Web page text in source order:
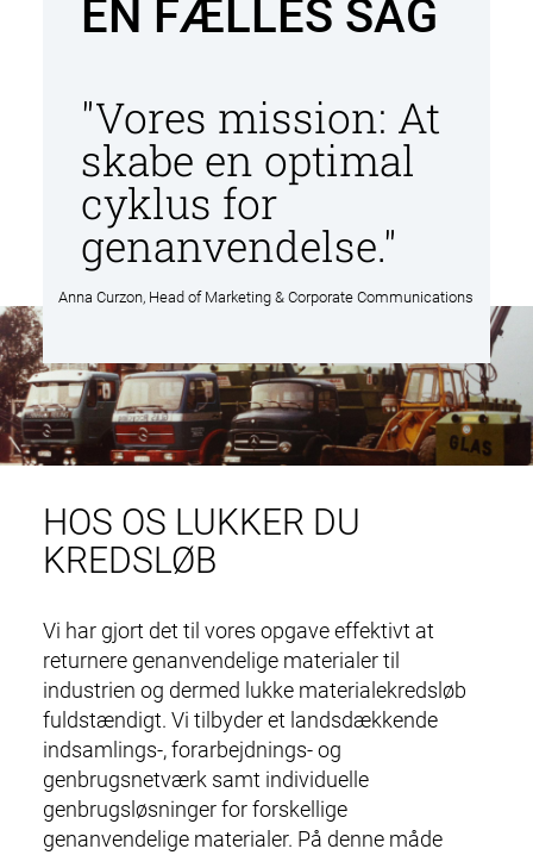
EN FÆLLES SAG
"Vores mission: At
skabe en optimal
cyklus for
genanvendelse."
Anna Curzon, Head of Marketing & Corporate Communications
HOS OS LUKKER DU
KREDSLØB
Vi har gjort det til vores opgave effektivt at
returnere genanvendelige materialer til
industrien og dermed lukke materialekredsløb
fuldstændigt. Vi tilbyder et landsdækkende
indsamlings-, forarbejdnings- og
genbrugsnetværk samt individuelle
genbrugsløsninger for forskellige
genanvendelige materialer. På denne måde